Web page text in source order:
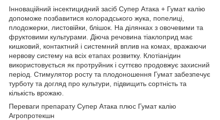
Інноваційний інсектицидний засіб Супер Атака + Гумат калію
допоможе позбавитися колорадського жука, попелиці,
плодожерки, листовійки, блішок. На ділянках з овочевими та
фруктовими культурами. Діюча речовина тіаклоприд має
кишковий, контактний і системний вплив на комах, вражаючи
нервову систему на всіх етапах розвитку. Клотіанідин
використовується як протруйник і суттєво продовжує захисний
період. Стимулятор росту та плодоношення Гумат забезпечує
турботу та догляд про культури, підвищить сортність та
кількість врожаю.
Переваги препарату Супер Атака плюс Гумат калію
Агропротекшн